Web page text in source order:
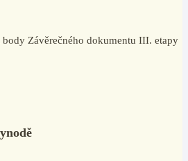
Závěrečného dokumentu III. etapy